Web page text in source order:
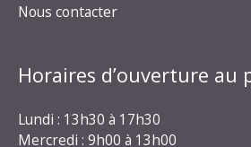
Nous contacter
Horaires d’ouverture au
Lundi : 13h30 à 17h30
Mercredi : 9h00 à 13h00